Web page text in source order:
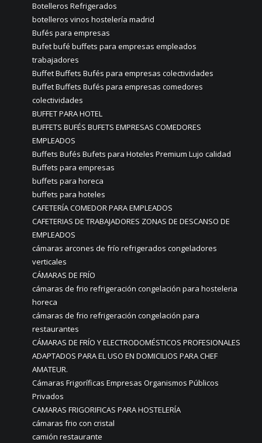
Botelleros Refrigerados
botelleros vinos hostelería madrid
Bufés para empresas
Bufet bufé buffets para empresas empleados
trabajadores
Buffet Buffets Bufés para empresas colectividades
Buffet Buffets Bufés para empresas comedores
colectividades
BUFFET PARA HOTEL
BUFFETS BUFÉS BUFETS EMPRESAS COMEDORES
EMPLEADOS
Buffets Bufés Bufets para Hoteles Premium Lujo calidad
Buffets para empresas
buffets para horeca
buffets para hoteles
CAFETERÍA COMEDOR PARA EMPLEADOS
CAFETERIAS DE TRABAJADORES ZONAS DE DESCANSO DE
EMPLEADOS
cámaras arcones de frío refrigerados congeladores
verticales
CÁMARAS DE FRÍO
cámaras de frio refrigeración congelación para hosteleria
horeca
cámaras de frio refrigeración congelación para
restaurantes
CÁMARAS DE FRÍO Y ELECTRODOMÉSTICOS PROFESIONALES
ADAPTADOS PARA EL USO EN DOMICILIOS PARA CHEF
AMATEUR.
Cámaras Frigoríficas Empresas Organismos Públicos
Privados
CAMARAS FRIGORIFICAS PARA HOSTELERÍA
cámaras frio con cristal
camión restaurante